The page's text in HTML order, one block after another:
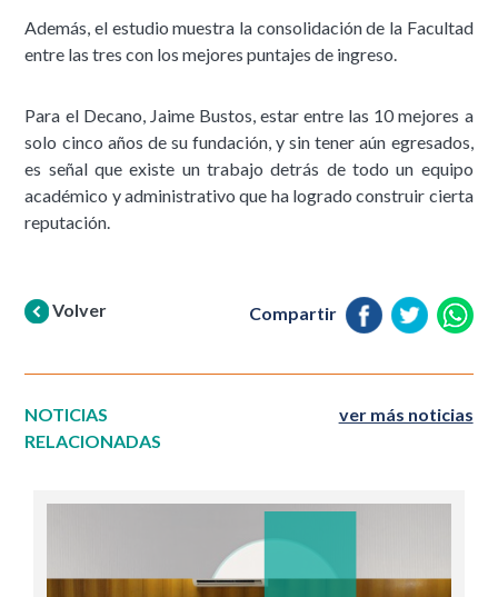
Además, el estudio muestra la consolidación de la Facultad
entre las tres con los mejores puntajes de ingreso.
Para el Decano, Jaime Bustos, estar entre las 10 mejores a
solo cinco años de su fundación, y sin tener aún egresados,
es señal que existe un trabajo detrás de todo un equipo
académico y administrativo que ha logrado construir cierta
reputación.
Volver Compartir
NOTICIAS
RELACIONADAS
ver más noticias